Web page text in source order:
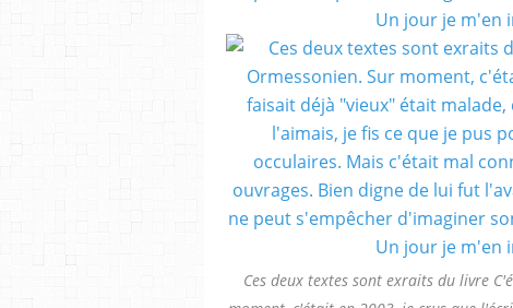
Ces deux textes sont exraits du livre